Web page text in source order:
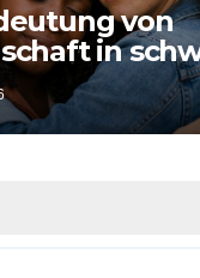
von
in
Leitfaden